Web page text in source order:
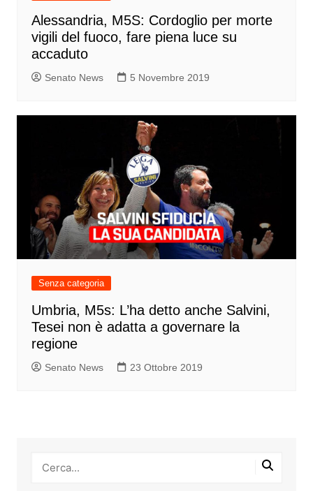
Alessandria, M5S: Cordoglio per morte
vigili del fuoco, fare piena luce su
accaduto
Senato News 5 Novembre 2019
Senza categoria
Umbria, M5s: L’ha detto anche Salvini,
Tesei non è adatta a governare la
regione
Senato News 23 Ottobre 2019